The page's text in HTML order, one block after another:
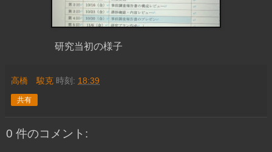
研究当初の様子
高橋 駿克 時刻: 18:39
共有
0 件のコメント: